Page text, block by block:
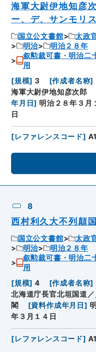
海軍大尉伊地知彦
ー、デ、サンモリ
国立公文書館 太政
明治
明治２８年
叙勲裁可書・明治二
用
[規模] 3 [作成者名称]
海軍大尉伊地知彦次郎
年月日] 明治２８年３月
日
[レファレンスコード]
8
西村利久大不列顛
国立公文書館 太政
明治
明治２８年
叙勲裁可書・明治二
用
[規模] 4 [作成者名称]
北海道庁長官北垣国道
閣
[資料作成年月日 ]
年３月１４日
[レファレンスコード]